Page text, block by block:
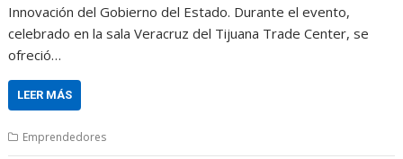
Innovación del Gobierno del Estado. Durante el evento,
celebrado en la sala Veracruz del Tijuana Trade Center, se
ofreció…
LEER MÁS
Emprendedores